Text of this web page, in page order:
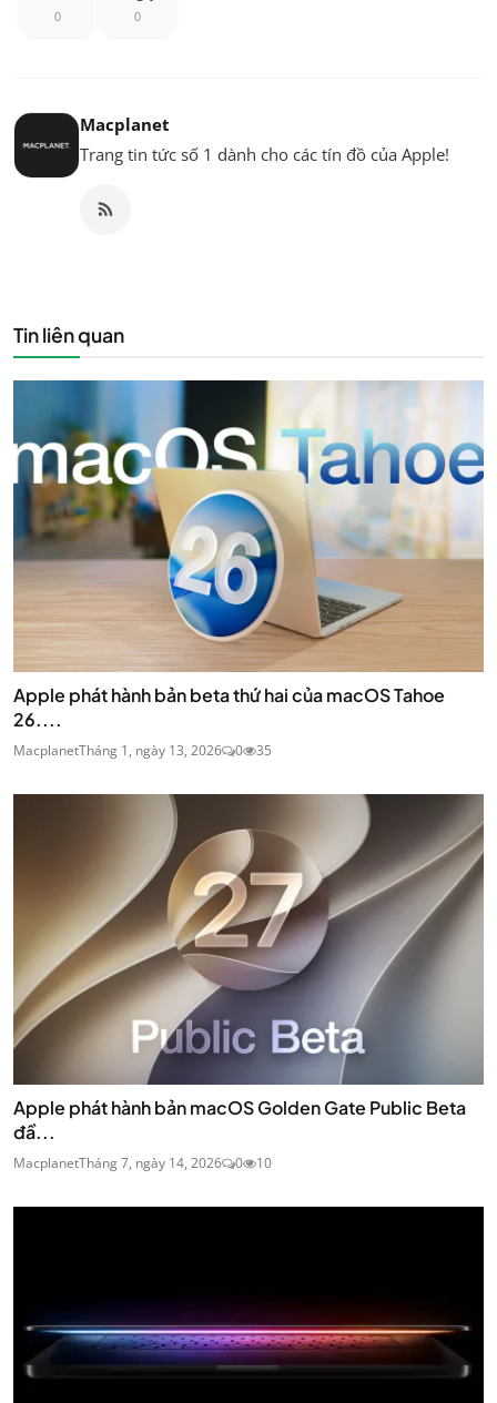
0 0
Macplanet
Trang tin tức số 1 dành cho các tín đồ của Apple!
Tin liên quan
Apple phát hành bản beta thứ hai của macOS Tahoe
26....
MacplanetTháng 1, ngày 13, 2026 0 35
Apple phát hành bản macOS Golden Gate Public Beta
đầ...
MacplanetTháng 7, ngày 14, 2026 0 10